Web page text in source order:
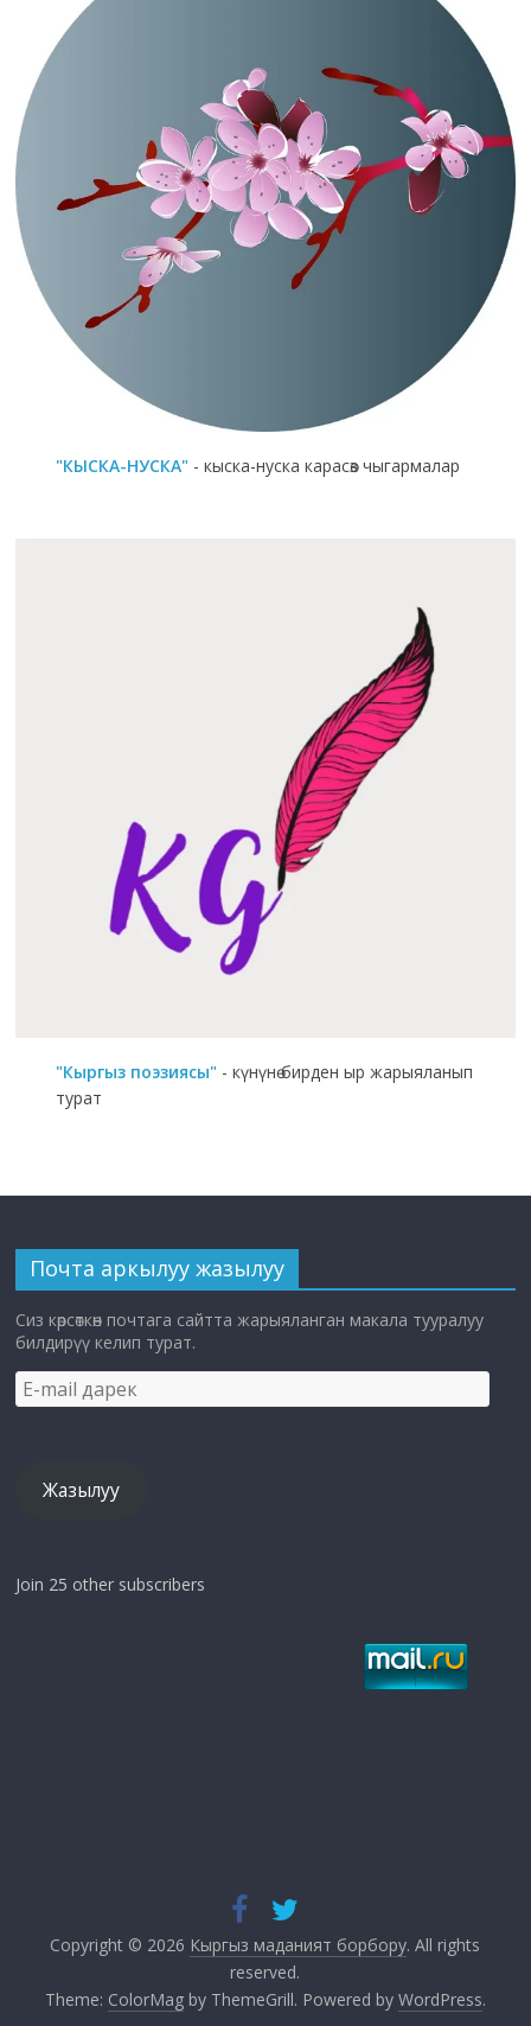
"КЫСКА-НУСКА" - кыска-нуска карасөз чыгармалар
"Кыргыз поэзиясы" - күнүнө бирден ыр жарыяланып
турат
Почта аркылуу жазылуу
Сиз көрсөткөн почтага сайтта жарыяланган макала тууралуу
билдирүү келип турат.
E-
mail
Жазылуу
Join 25 other subscribers
Copyright © 2026 Кыргыз маданият борбору. All rights
reserved.
Theme: ColorMagby ThemeGrill. Powered by WordPress.